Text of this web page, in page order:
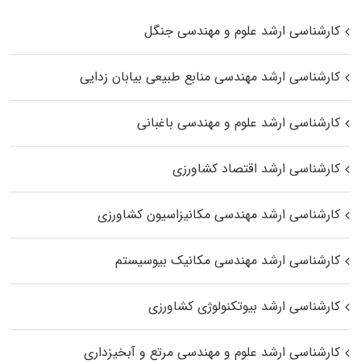
کارشناسی ارشد علوم و مهندسی جنگل
کارشناسی ارشد مهندسی منابع طبیعی بیابان زدایی
کارشناسی ارشد علوم و مهندسی باغبانی
کارشناسی ارشد اقتصاد کشاورزی
کارشناسی ارشد مهندسی مکانیزاسیون کشاورزی
کارشناسی ارشد مهندسی مکانیک بیوسیستم
کارشناسی ارشد بیوتکنولوژی کشاورزی
کارشناسی ارشد علوم و مهندسی مرتع و آبخیزداری